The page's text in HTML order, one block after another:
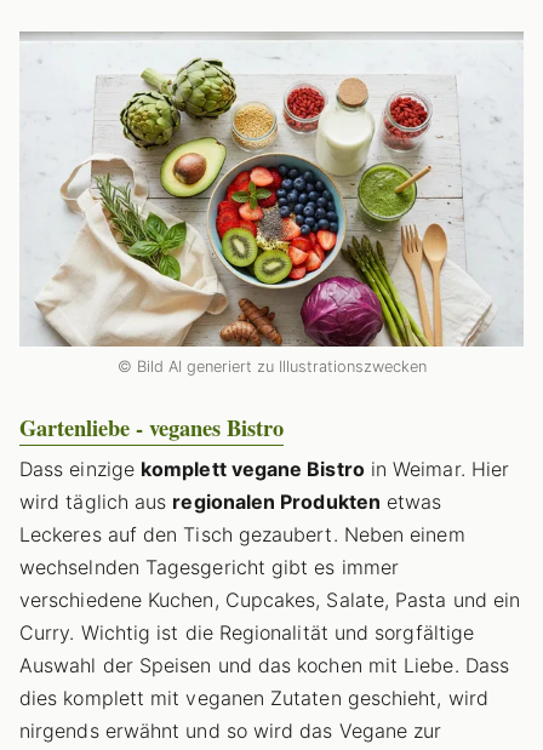
© Bild AI generiert zu Illustrationszwecken
Gartenliebe - veganes Bistro
Dass einzige komplett vegane Bistroin Weimar. Hier
wird täglich aus regionalen Produkten etwas
Leckeres auf den Tisch gezaubert. Neben einem
wechselnden Tagesgericht gibt es immer
verschiedene Kuchen, Cupcakes, Salate, Pasta und ein
Curry. Wichtig ist die Regionalität und sorgfältige
Auswahl der Speisen und das kochen mit Liebe. Dass
dies komplett mit veganen Zutaten geschieht, wird
nirgends erwähnt und so wird das Vegane zur